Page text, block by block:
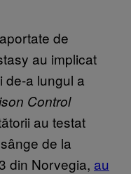
de
au implicat
de-a lungul a
Control
au testat
de la
din Norvegia, au